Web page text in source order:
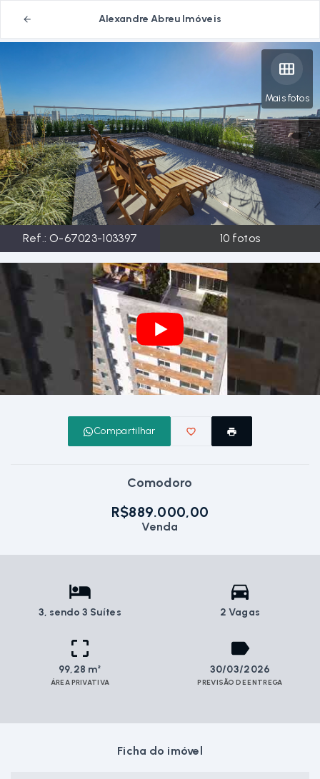
Alexandre Abreu Imóveis
Mais fotos
Ref.: O-67023-103397 10 fotos
Compartilhar
Comodoro
R$889.000,00
Venda
3, sendo 3 Suítes 2 Vagas
99,28 m²
ÁREA PRIVATIVA
30/03/2026
PREVISÃO DE ENTREGA
Ficha do imóvel